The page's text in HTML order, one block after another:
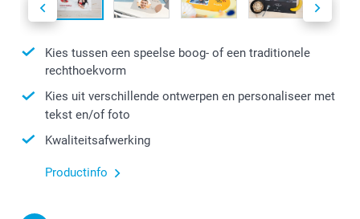
Kies tussen een speelse boog- of een traditionele
rechthoekvorm
Kies uit verschillende ontwerpen en personaliseer met
tekst en/of foto
Kwaliteitsafwerking
Productinfo